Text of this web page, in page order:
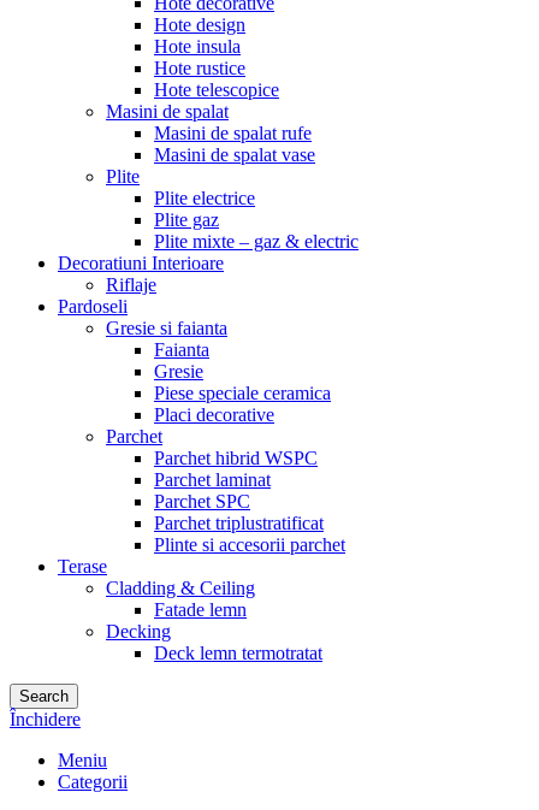
Hote design
Hote insula
Hote rustice
Hote telescopice
Masini de spalat
Masini de spalat rufe
Masini de spalat vase
Plite
Plite electrice
Plite gaz
Plite mixte – gaz & electric
Decoratiuni Interioare
Riflaje
Pardoseli
Gresie si faianta
Faianta
Gresie
Piese speciale ceramica
Placi decorative
Parchet
Parchet hibrid WSPC
Parchet laminat
Parchet SPC
Parchet triplustratificat
Plinte si accesorii parchet
Terase
Cladding & Ceiling
Fatade lemn
Decking
Deck lemn termotratat
Search
Închidere
Meniu
Categorii